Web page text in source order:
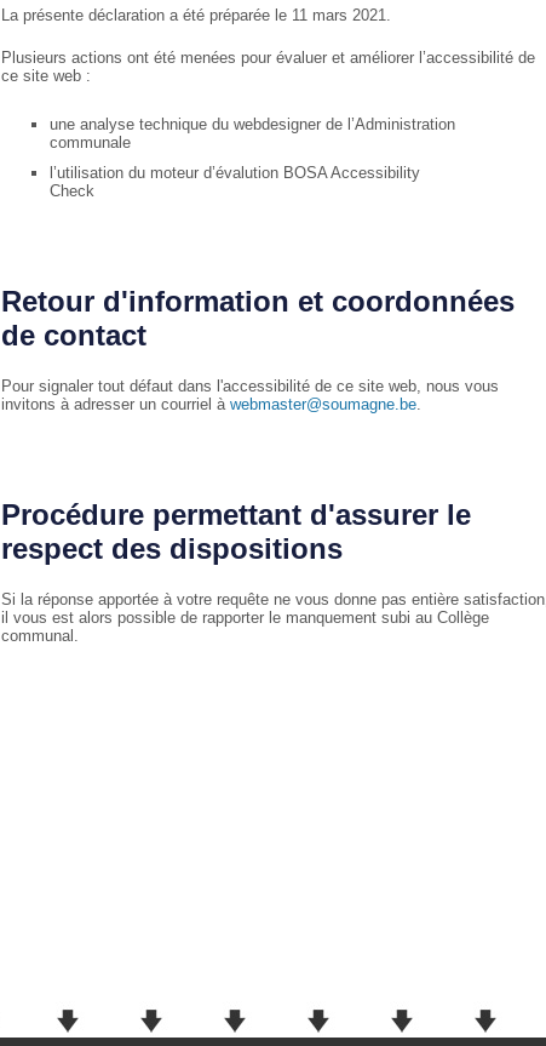
La présente déclaration a été préparée le 11 mars 2021.
Plusieurs actions ont été menées pour évaluer et améliorer l’accessibilité de
ce site web :
une analyse technique du webdesigner de l’Administration
communale
l’utilisation du moteur d’évalution BOSA Accessibility
Check
Retour d'information et coordonnées
de contact
Pour signaler tout défaut dans l'accessibilité de ce site web, nous vous
invitons à adresser un courriel à webmaster@soumagne.be
Procédure permettant d'assurer le
respect des dispositions
Si la réponse apportée à votre requête ne vous donne pas entière satisfaction,
il vous est alors possible de rapporter le manquement subi au Collège
communal.